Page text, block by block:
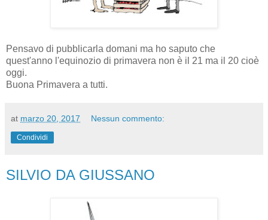
Pensavo di pubblicarla domani ma ho saputo che
quest'anno l'equinozio di primavera non è il 21 ma il 20 cioè
oggi.
Buona Primavera a tutti.
at marzo 20, 2017 Nessun commento:
Condividi
SILVIO DA GIUSSANO